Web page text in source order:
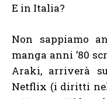
E in Italia?
Non sappiamo
manga anni ’80
Araki, arriverà
Netflix (i diritti nel